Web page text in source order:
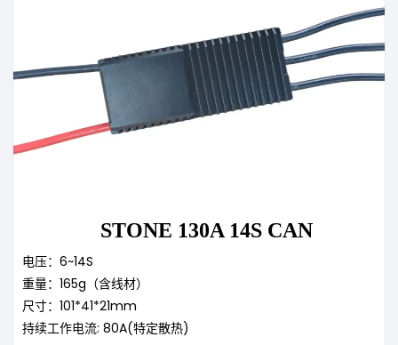
STONE 130A 14S CAN
电压：6~14S
重量：165g（含线材）
尺寸：101*41*21mm
持续工作电流: 80A(特定散热)